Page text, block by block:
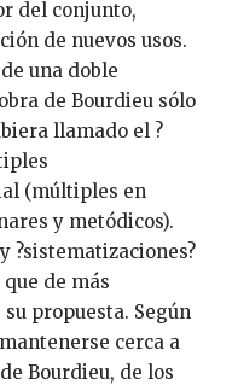
del conjunto,
de nuevos usos.
una doble
de Bourdieu sólo
llamado el ?
(múltiples en
y metódicos).
?sistematizaciones?
de más
propuesta. Según
cerca a
Bourdieu, de los